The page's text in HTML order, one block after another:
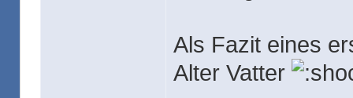
Als Fazit eines
Alter Vatter